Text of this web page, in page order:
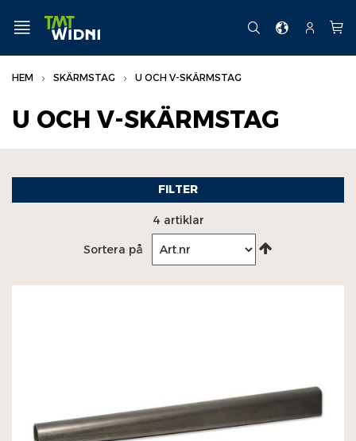
till
innehållet
MENY KONTOMin
SÖK SE
HEM SKÄRMSTAG U OCH V-SKÄRMSTAG
U OCH V-SKÄRMSTAG
FILTER
4 artiklar
Sortera på
Skärmstag
Skärmstag tillbehör
U och V-skärmstag